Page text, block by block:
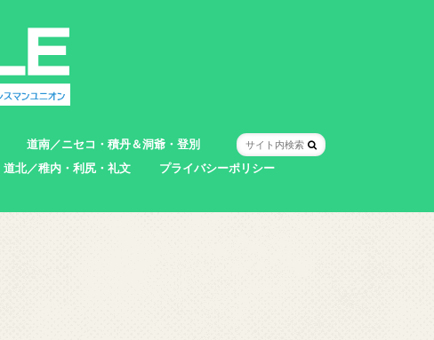
道南／ニセコ・積丹＆洞爺・登別
室蘭市
登別市
洞爺湖町
真狩村
共和町
壮瞥町
積丹町
神恵内村
道北／稚内・利尻・礼文
プライバシーポリシー